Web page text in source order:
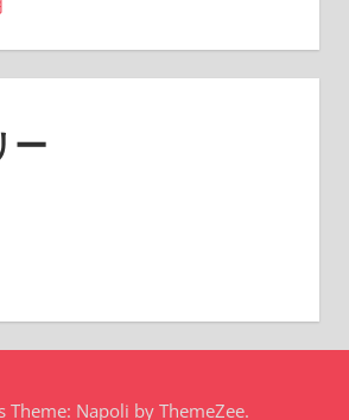
ー
Theme: Napoli by ThemeZee.